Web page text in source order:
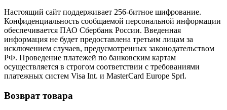
Настоящий сайт поддерживает 256-битное шифрование.
Конфиденциальность сообщаемой персональной информации
обеспечивается ПАО Сбербанк России. Введенная
информация не будет предоставлена третьим лицам за
исключением случаев, предусмотренных законодательством
РФ. Проведение платежей по банковским картам
осуществляется в строгом соответствии с требованиями
платежных систем Visa Int. и MasterCard Europe Sprl.
Возврат товара